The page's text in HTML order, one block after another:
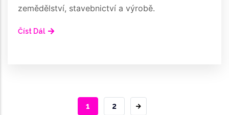
zemědělství, stavebnictví a výrobě.
Číst Dál
AKTUÁLNÍ
1 STRÁNKA
2